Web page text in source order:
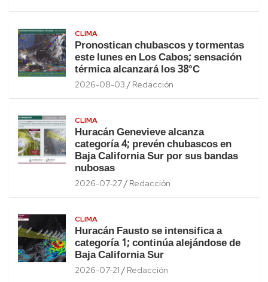
CLIMA
Pronostican chubascos y tormentas
este lunes en Los Cabos; sensación
térmica alcanzará los 38°C
2026-08-03 Redacción
CLIMA
Huracán Genevieve alcanza
categoría 4; prevén chubascos en
Baja California Sur por sus bandas
nubosas
2026-07-27 Redacción
CLIMA
Huracán Fausto se intensifica a
categoría 1; continúa alejándose de
Baja California Sur
2026-07-21 Redacción